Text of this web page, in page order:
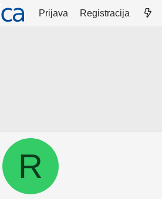
Prijava Registracija
R